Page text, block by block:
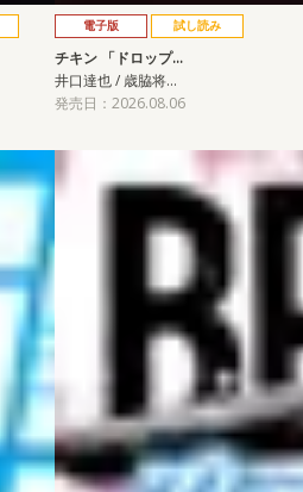
電子版 試し読み
チキン 「ドロップ…
井口達也 / 歳脇将…
発売日：2026.08.06